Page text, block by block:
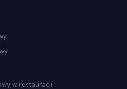
w restauracji